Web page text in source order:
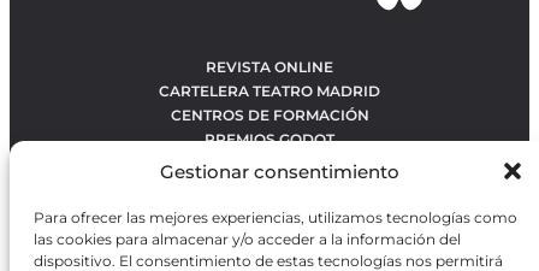
Gestionar consentimiento
Para ofrecer las mejores experiencias, utilizamos tecnologías como
las cookies para almacenar y/o acceder a la información del
dispositivo. El consentimiento de estas tecnologías nos permitirá
REVISTA ONLINE
CARTELERA TEATRO MADRID
CENTROS DE FORMACIÓN
PREMIOS GODOT
CONTACTO
OBRAS MÁS VOTADAS
RANKING MEJORES OBRAS